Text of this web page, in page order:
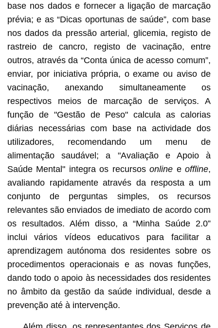
base nos dados e fornecer a ligação de marcação
prévia; e as “Dicas oportunas de saúde”, com base
nos dados da pressão arterial, glicemia, registo de
rastreio de cancro, registo de vacinação, entre
outros, através da “Conta única de acesso comum”,
enviar, por iniciativa própria, o exame ou aviso de
vacinação, anexando simultaneamente os
respectivos meios de marcação de serviços. A
função de "Gestão de Peso" calcula as calorias
diárias necessárias com base na actividade dos
utilizadores, recomendando um menu de
alimentação saudável; a "Avaliação e Apoio à
Saúde Mental" integra os recursosonline eoffline,
avaliando rapidamente através da resposta a um
conjunto de perguntas simples, os recursos
relevantes são enviados de imediato de acordo com
os resultados. Além disso, a “Minha Saúde 2.0”
inclui vários vídeos educativos para facilitar a
aprendizagem autónoma dos residentes sobre os
procedimentos operacionais e as novas funções,
dando todo o apoio às necessidades dos residentes
no âmbito da gestão da saúde individual, desde a
prevenção até à intervenção.